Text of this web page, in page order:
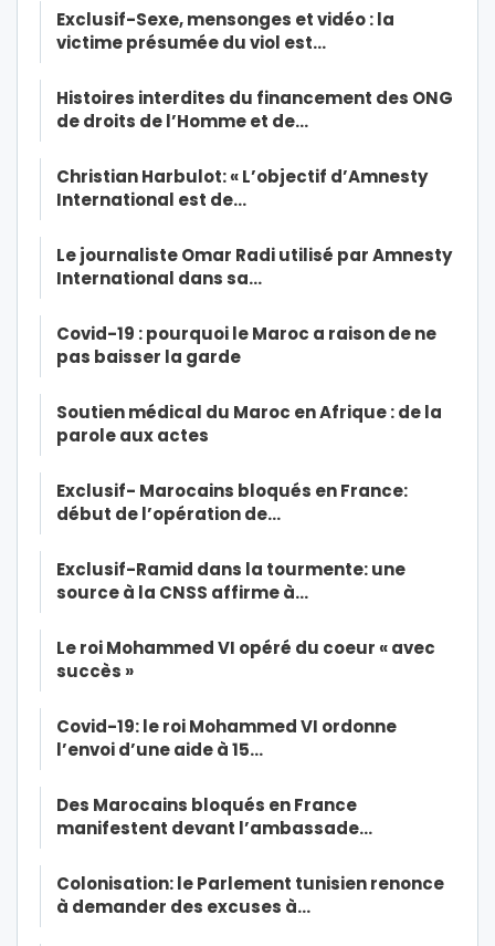
Exclusif-Sexe, mensonges et vidéo : la
victime présumée du viol est…
Histoires interdites du financement des ONG
de droits de l’Homme et de…
Christian Harbulot: « L’objectif d’Amnesty
International est de…
Le journaliste Omar Radi utilisé par Amnesty
International dans sa…
Covid-19 : pourquoi le Maroc a raison de ne
pas baisser la garde
Soutien médical du Maroc en Afrique : de la
parole aux actes
Exclusif- Marocains bloqués en France:
début de l’opération de…
Exclusif-Ramid dans la tourmente: une
source à la CNSS affirme à…
Le roi Mohammed VI opéré du coeur « avec
succès »
Covid-19: le roi Mohammed VI ordonne
l’envoi d’une aide à 15…
Des Marocains bloqués en France
manifestent devant l’ambassade…
Colonisation: le Parlement tunisien renonce
à demander des excuses à…